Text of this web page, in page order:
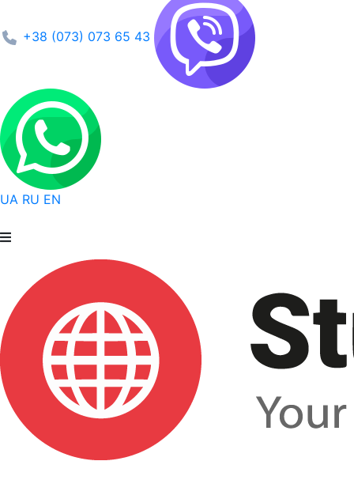
+38 (073) 073 65 43
UA RU EN